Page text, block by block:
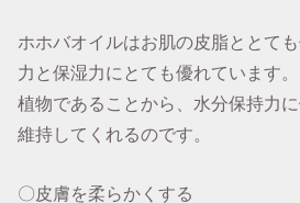
ホホバオイルはお肌の皮脂ととて
力と保湿力にとても優れています
植物であることから、水分保持力
維持してくれるのです。
〇皮膚を柔らかくする